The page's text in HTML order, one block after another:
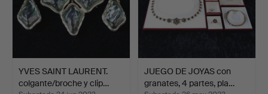
YVES SAINT LAURENT.
colgante/broche y clip…
JUEGO DE JOYAS con
granates, 4 partes, pla…